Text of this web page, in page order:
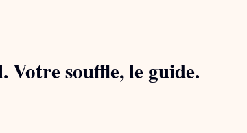
Votre souffle, le guide.